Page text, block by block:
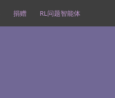
捐赠 RL问题智能体